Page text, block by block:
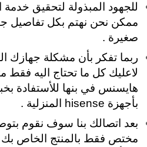
للجهود المبذولة لتحقيق
ممكن نحن نهتم بكل تفاصيل
صغيرة .
ربما تفكر بأن مشكلة جهازك
لاعليك كل ما تحتاج اليه
هايسنس في بنها للأستفادة
بأجهزة hisense المنزلية .
بعد اتصالك بنا سوف نقوم
مختص فقط بالمنتج الخاص